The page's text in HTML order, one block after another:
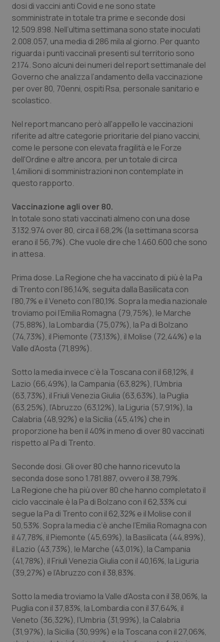
Emilia-Romagna
Friuli Venezia Giulia
Lazio
Liguria
Marche
Molise
Piemonte
Provincia Autonoma di Bolzano
Provincia Autonoma di Trento
Sardegna
Sicilia
Toscana
Umbria
Valle D’Aosta
Veneto
Colesterolo & coronaropatie
Dermatite Atopica
Diabete & glucometri
Disturbi dell’umore
Donna & Salute
Epatiti
HIV
Infezioni & Febbre
Ipertensione & Scompenso
Malattia di Crohn & Rettocolite Ulcerosa
Neuroscienze & patologie neurodegenerative
Obesità
Oftalmologia
Oncodermatologia
Oncoematologia
Oncologia & Nutrizione
Psoriasi & pelle
Quotidiano Cardiologia
Quotidiano Chirurgia
Quotidiano Oncologia
Quotidiano Pediatria
Rene & patologie urogenitali
Salute orale & impianti
dosi di vaccini anti Covid e ne sono state
somministrate in totale tra prime e seconde dosi
12.509.898. Nell’ultima settimana sono state inoculati
2.008.057, una media di 286 mila al giorno. Per quanto
riguarda i punti vaccinali presenti sul territorio sono
2.174. Sono alcuni dei numeri del report settimanale del
Governo che analizza l’andamento della vaccinazione
per over 80, 70enni, ospiti Rsa, personale sanitario e
scolastico.
Nel report mancano però all'appello le vaccinazioni
riferite ad altre categorie prioritarie del piano vaccini,
come le persone con elevata fragilità e le Forze
dell'Ordine e altre ancora, per un totale di circa
1,4milioni di somministrazioni non contemplate in
questo rapporto.
Vaccinazione agli over 80.
In totale sono stati vaccinati almeno con una dose
3.132.974 over 80, circa il 68,2% (la settimana scorsa
erano il 56,7%). Che vuole dire che 1.460.600 che sono
in attesa.
Prima dose. La Regione che ha vaccinato di più è la Pa
di Trento con l’86,14%, seguita dalla Basilicata con
l’80,7% e il Veneto con l’80,1%. Sopra la media nazionale
troviamo poi l’Emilia Romagna (79,75%), le Marche
(75,88%), la Lombardia (75,07%), la Pa di Bolzano
(74,73%), il Piemonte (73,13%), il Molise (72,44%) e la
Valle d’Aosta (71,89%).
Sotto la media invece c’è la Toscana con il 68,12%, il
Lazio (66,49%), la Campania (63,82%), l’Umbria
(63,73%), il Friuli Venezia Giulia (63,63%), la Puglia
(63,25%), l’Abruzzo (63,12%), la Liguria (57,91%), la
Calabria (48,92%) e la Sicilia (45,41%) che in
proporzione ha ben il 40% in meno di over 80 vaccinati
rispetto al Pa di Trento.
Seconde dosi. Gli over 80 che hanno ricevuto la
seconda dose sono 1.781.887, ovvero il 38,79%.
La Regione che ha più over 80 che hanno completato il
ciclo vaccinale è la Pa di Bolzano con il 62,33% cui
segue la Pa di Trento con il 62,32% e il Molise con il
50,53%. Sopra la media c’è anche l’Emilia Romagna con
il 47,78%, il Piemonte (45,69%), la Basilicata (44,89%),
il Lazio (43,73%), le Marche (43,01%), la Campania
(41,78%), il Friuli Venezia Giulia con il 40,16%, la Liguria
(39,27%) e l’Abruzzo con il 38,83%.
Sotto la media troviamo la Valle d’Aosta con il 38,06%, la
Puglia con il 37,83%, la Lombardia con il 37,64%, il
Veneto (36,32%), l’Umbria (31,99%), la Calabria
(31,97%), la Sicilia (30,99%) e la Toscana con il 27,06%,